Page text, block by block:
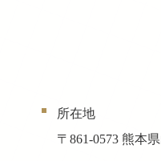
所在地
〒861-0573 熊本